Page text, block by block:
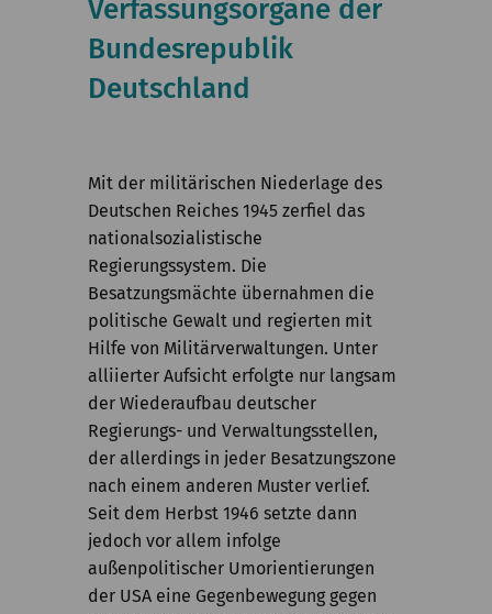
Kommission
Institut
Forschung
Verfassungsorgane der
Bundesrepublik
Deutschland
Mit der militärischen Niederlage des
Deutschen Reiches 1945 zerfiel das
nationalsozialistische
Regierungssystem. Die
Besatzungsmächte übernahmen die
politische Gewalt und regierten mit
Hilfe von Militärverwaltungen. Unter
alliierter Aufsicht erfolgte nur langsam
der Wiederaufbau deutscher
Regierungs- und Verwaltungsstellen,
der allerdings in jeder Besatzungszone
nach einem anderen Muster verlief.
Seit dem Herbst 1946 setzte dann
jedoch vor allem infolge
außenpolitischer Umorientierungen
der USA eine Gegenbewegung gegen